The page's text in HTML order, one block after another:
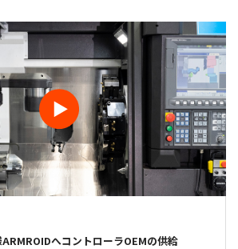
へコントローラOEMの供給